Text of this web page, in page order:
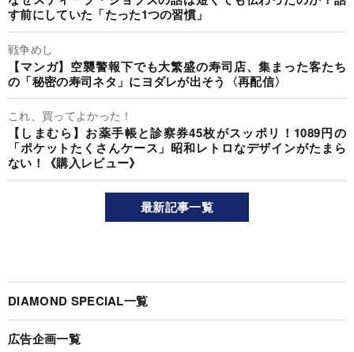
す前にしていた「たった1つの習慣」
戦争めし
【マンガ】空襲警報下でも大繁盛の寿司店、集まった客たち
の「秘密の寿司ネタ」にヨダレが出そう〈再配信〉
これ、買ってよかった！
【しまむら】お薬手帳と診察券45枚がスッポリ！1089円の
「ポケットたくさんケース」昭和レトロなデザインがたまら
ない！《購入レビュー》
最新記事一覧
DIAMOND SPECIAL一覧
広告企画一覧